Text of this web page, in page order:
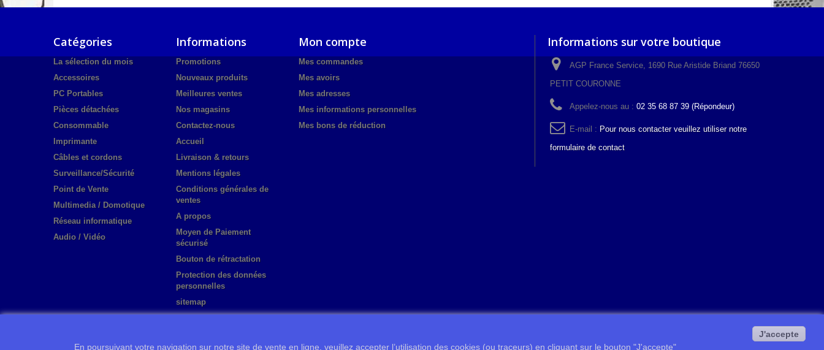
Catégories
La sélection du mois
Accessoires
PC Portables
Pièces détachées
Consommable
Imprimante
Câbles et cordons
Surveillance/Sécurité
Point de Vente
Multimedia / Domotique
Réseau informatique
Audio / Vidéo
Informations
Promotions
Nouveaux produits
Meilleures ventes
Nos magasins
Contactez-nous
Accueil
Livraison & retours
Mentions légales
Conditions générales de
ventes
A propos
Moyen de Paiement
sécurisé
Bouton de rétractation
Protection des données
personnelles
sitemap
Mon compte
Mes commandes
Mes avoirs
Mes adresses
Mes informations personnelles
Mes bons de réduction
Informations sur votre boutique
AGP France Service, 1690 Rue Aristide Briand 76650
PETIT COURONNE
Appelez-nous au : 02 35 68 87 39 (Répondeur)
E-mail : Pour nous contacter veuillez utiliser notre
formulaire de contact
En poursuivant votre navigation sur notre site de vente en ligne, veuillez accepter l’utilisation des cookies (ou traceurs) en cliquant sur le bouton "J'accepte"
J'accepte